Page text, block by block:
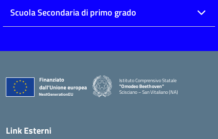
Scuola Secondaria di primo grado
Istituto Comprensivo Statale
"Omodeo Beethoven"
Scisciano – San Vitaliano (NA)
Link Esterni